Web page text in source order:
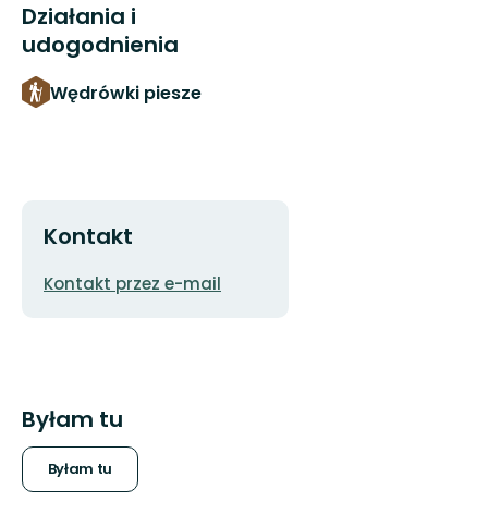
Działania i
udogodnienia
Wędrówki piesze
Kontakt
Adres
Kontakt przez e-mail
Byłam tu
Byłam tu